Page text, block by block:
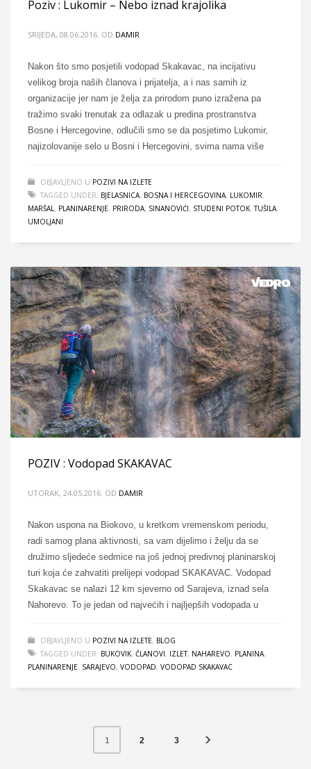
Poziv : Lukomir – Nebo iznad krajolika
SRIJEDA, 08.06.2016. OD DAMIR
Nakon što smo posjetili vodopad Skakavac, na incijativu
velikog broja naših članova i prijatelja, a i nas samih iz
organizacije jer nam je želja za prirodom puno izražena pa
tražimo svaki trenutak za odlazak u predina prostranstva
Bosne i Hercegovine, odlučili smo se da posjetimo Lukomir,
najizolovanije selo u Bosni i Hercegovini, svima nama više
OBJAVLJENO U POZIVI NA IZLETE
TAGGED UNDER: BJELASNICA, BOSNA I HERCEGOVINA, LUKOMIR,
MARŠAL, PLANINARENJE, PRIRODA, SINANOVIĆI, STUDENI POTOK,TUŠILA,
UMOLJANI
POZIV : Vodopad SKAKAVAC
UTORAK, 24.05.2016. OD DAMIR
Nakon uspona na Biokovo, u kretkom vremenskom periodu,
radi samog plana aktivnosti, sa vam dijelimo i želju da se
družimo sljedeće sedmice na još jednoj predivnoj planinarskoj
turi koja će zahvatiti prelijepi vodopad SKAKAVAC. Vodopad
Skakavac se nalazi 12 km sjeverno od Sarajeva, iznad sela
Nahorevo. To je jedan od najvećih i najljepših vodopada u
OBJAVLJENO U POZIVI NA IZLETE, BLOG
TAGGED UNDER: BUKOVIK, ČLANOVI, IZLET, NAHAREVO, PLANINA,
PLANINARENJE, SARAJEVO, VODOPAD, VODOPAD SKAKAVAC
1 2 3